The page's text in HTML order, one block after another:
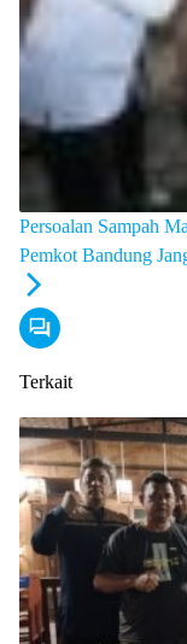
Persoalan Sampah
Pemkot Bandung
Terkait